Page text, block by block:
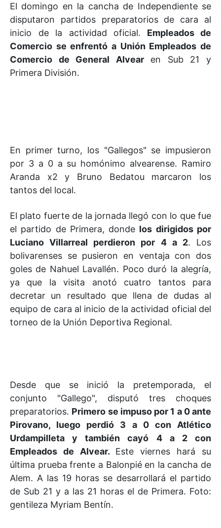
El domingo en la cancha de Independiente se
disputaron partidos preparatorios de cara al
inicio de la actividad oficial. Empleados de
Comercio se enfrentó a Unión Empleados de
Comercio de General Alvearen Sub 21 y
Primera División.
En primer turno, los "Gallegos" se impusieron
por 3 a 0 a su homónimo alvearense. Ramiro
Aranda x2 y Bruno Bedatou marcaron los
tantos del local.
El plato fuerte de la jornada llegó con lo que fue
el partido de Primera, donde los dirigidos por
Luciano Villarreal perdieron por 4 a 2. Los
bolivarenses se pusieron en ventaja con dos
goles de Nahuel Lavallén. Poco duró la alegría,
ya que la visita anotó cuatro tantos para
decretar un resultado que llena de dudas al
equipo de cara al inicio de la actividad oficial del
torneo de la Unión Deportiva Regional.
Desde que se inició la pretemporada, el
conjunto "Gallego", disputó tres choques
preparatorios. Primero se impuso por 1 a 0 ante
Pirovano, luego perdió 3 a 0 con Atlético
Urdampilleta y también cayó 4 a 2 con
Empleados de Alvear. Este viernes hará su
última prueba frente a Balonpié en la cancha de
Alem. A las 19 horas se desarrollará el partido
de Sub 21 y a las 21 horas el de Primera. Foto:
gentileza Myriam Bentín.